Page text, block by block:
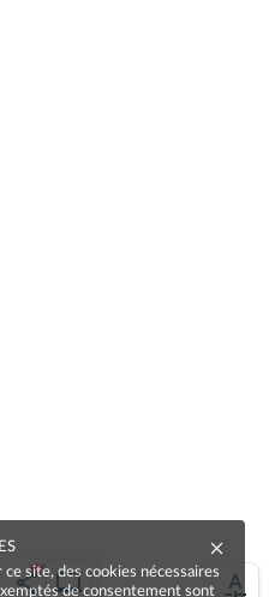
site, des cookies nécessaires
de consentement sont